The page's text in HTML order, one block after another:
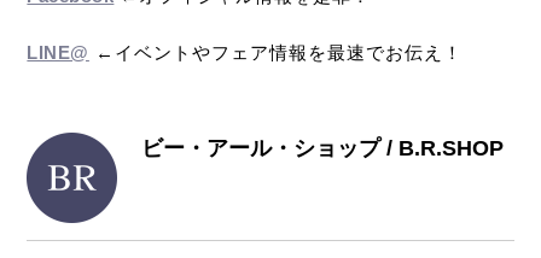
LINE@ ←イベントやフェア情報を最速でお伝え！
ビー・アール・ショップ / B.R.SHOP